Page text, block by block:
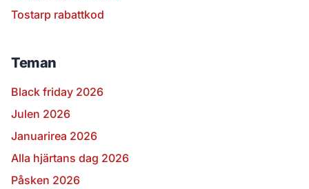
Tostarp rabattkod
Teman
Black friday 2026
Julen 2026
Januarirea 2026
Alla hjärtans dag 2026
Påsken 2026